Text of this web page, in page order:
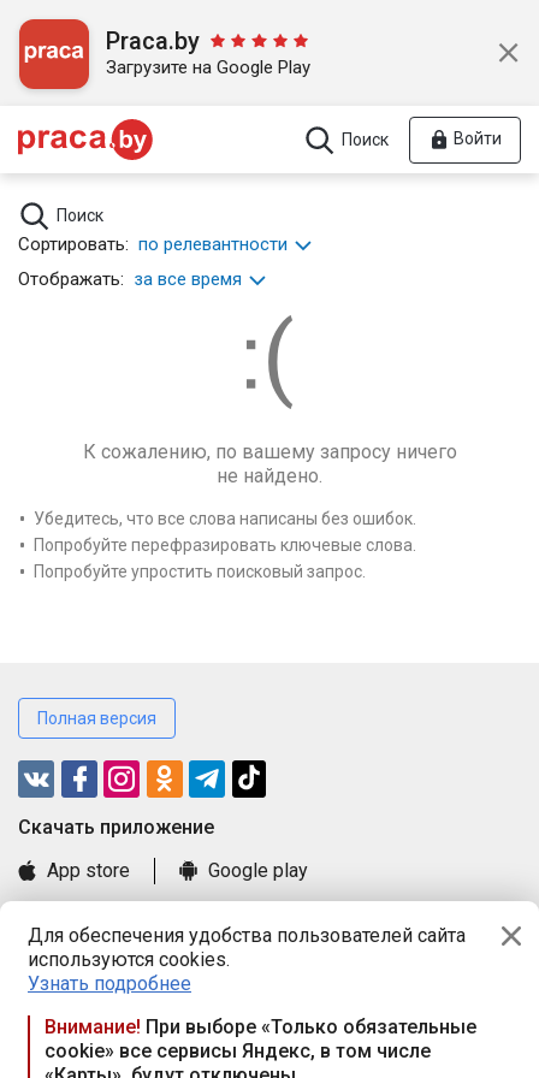
Для обеспечения удобства пользователей сайта
используются cookies.
Узнать подробнее
Внимание! При выборе «Только обязательные
cookie» все сервисы Яндекс, в том числе
Praca.by
Загрузите на Google Play
Поиск Войти
Поиск
Сортировать: по релевантности
Отображать: за все время
К сожалению, по вашему запросу ничего
не найдено.
Убедитесь, что все слова написаны без ошибок.
Попробуйте перефразировать ключевые слова.
Попробуйте упростить поисковый запрос.
Полная версия
Cкачать приложение
App store
Google play
Книга замечаний и предложений
Правила и документы
Praca.by © 2000—2026, ООО «ПРАЦА БАЙ»
Республика Беларусь, 220114, г. Минск, пр-т Независимости
117а, пом. № 9.